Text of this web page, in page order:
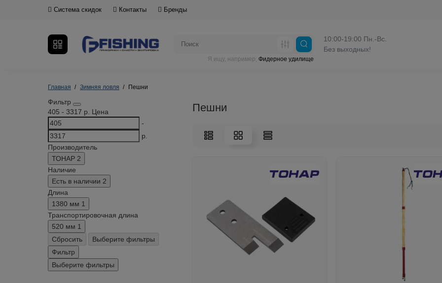
Система скидок Контакты Бренды
10:00-19:00 Пн.-Вс.
Без выходных!
Я ищу, например, Фидерное удилище
Главная Зимняя ловля Пешни
Фильтр
405 - 3317 р. Цена
-
р.
Производитель
ТОНАР 2
Наличие
Есть в наличии 2
Длина
1380 мм 1
Транспортировочная длина
520 мм 1
Сбросить
Выберите фильтры
Фильтр
Выберите фильтры
Пешни